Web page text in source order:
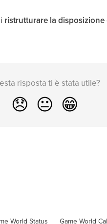
ristrutturare la
risposta ti è stata utile?
😞 😐 😁
World Status Game World